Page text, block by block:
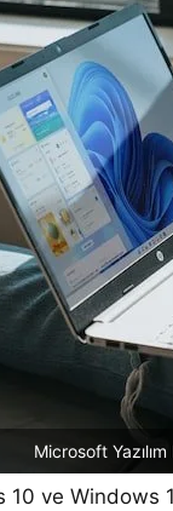
Microsoft
10 ve Windows